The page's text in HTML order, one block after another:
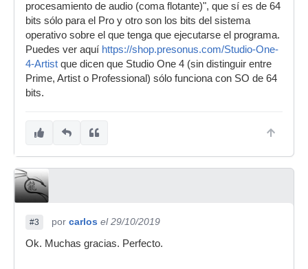
procesamiento de audio (coma flotante)", que sí es de 64
bits sólo para el Pro y otro son los bits del sistema
operativo sobre el que tenga que ejecutarse el programa.
Puedes ver aquí https://shop.presonus.com/Studio-One-
4-Artist que dicen que Studio One 4 (sin distinguir entre
Prime, Artist o Professional) sólo funciona con SO de 64
bits.
#3 por carlos el 29/10/2019
Ok. Muchas gracias. Perfecto.